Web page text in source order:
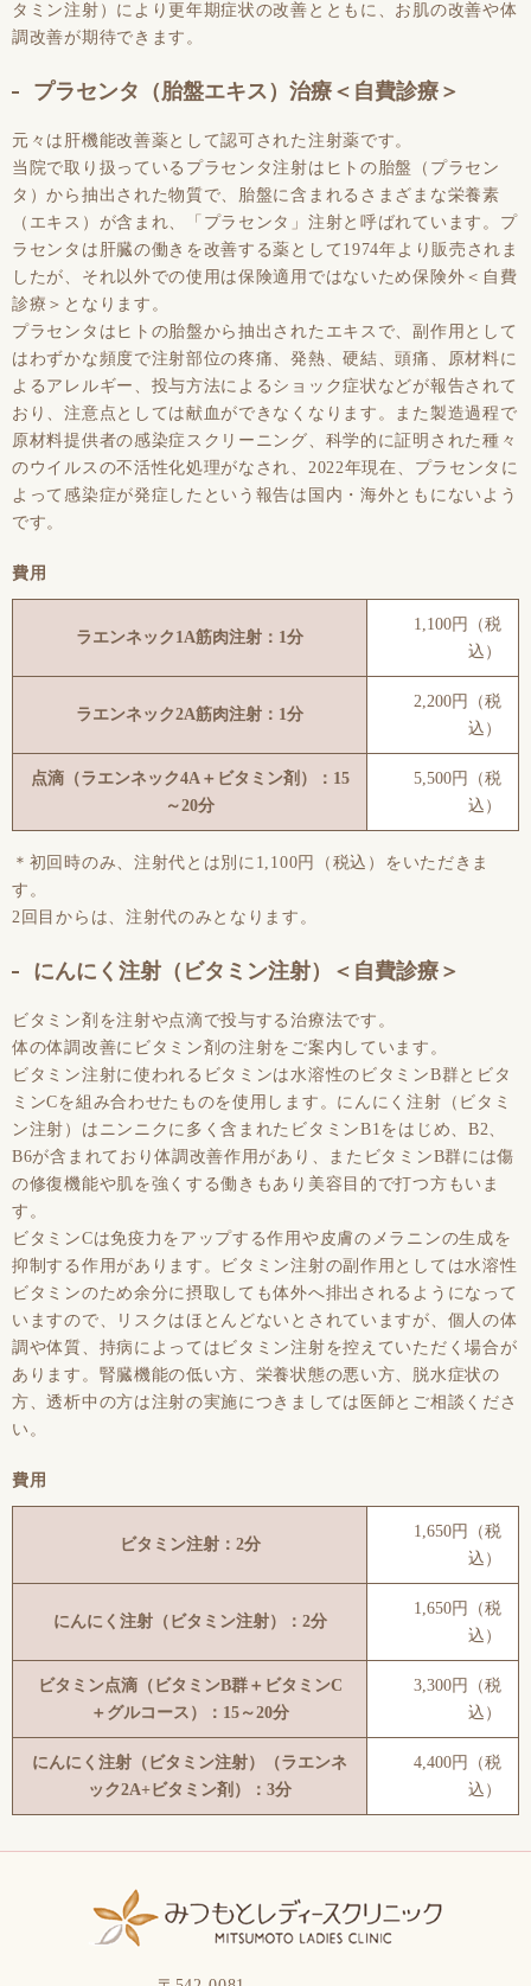
タミン注射）により更年期症状の改善とともに、お肌の改善や体
調改善が期待できます。
プラセンタ（胎盤エキス）治療＜自費診療＞
元々は肝機能改善薬として認可された注射薬です。
当院で取り扱っているプラセンタ注射はヒトの胎盤（プラセン
タ）から抽出された物質で、胎盤に含まれるさまざまな栄養素
（エキス）が含まれ、「プラセンタ」注射と呼ばれています。プ
ラセンタは肝臓の働きを改善する薬として1974年より販売されま
したが、それ以外での使用は保険適用ではないため保険外＜自費
診療＞となります。
プラセンタはヒトの胎盤から抽出されたエキスで、副作用として
はわずかな頻度で注射部位の疼痛、発熱、硬結、頭痛、原材料に
よるアレルギー、投与方法によるショック症状などが報告されて
おり、注意点としては献血ができなくなります。また製造過程で
原材料提供者の感染症スクリーニング、科学的に証明された種々
のウイルスの不活性化処理がなされ、2022年現在、プラセンタに
よって感染症が発症したという報告は国内・海外ともにないよう
です。
費用
ラエンネック1A筋肉注射：1分
1,100円（税
込）
ラエンネック2A筋肉注射：1分
2,200円（税
込）
点滴（ラエンネック4A＋ビタミン剤）：15
～20分
5,500円（税
込）
＊初回時のみ、注射代とは別に1,100円（税込）をいただきま
す。
2回目からは、注射代のみとなります。
にんにく注射（ビタミン注射）＜自費診療＞
ビタミン剤を注射や点滴で投与する治療法です。
体の体調改善にビタミン剤の注射をご案内しています。
ビタミン注射に使われるビタミンは水溶性のビタミンB群とビタ
ミンCを組み合わせたものを使用します。にんにく注射（ビタミ
ン注射）はニンニクに多く含まれたビタミンB1をはじめ、B2、
B6が含まれており体調改善作用があり、またビタミンB群には傷
の修復機能や肌を強くする働きもあり美容目的で打つ方もいま
す。
ビタミンCは免疫力をアップする作用や皮膚のメラニンの生成を
抑制する作用があります。ビタミン注射の副作用としては水溶性
ビタミンのため余分に摂取しても体外へ排出されるようになって
いますので、リスクはほとんどないとされていますが、個人の体
調や体質、持病によってはビタミン注射を控えていただく場合が
あります。腎臓機能の低い方、栄養状態の悪い方、脱水症状の
方、透析中の方は注射の実施につきましては医師とご相談くださ
い。
費用
ビタミン注射：2分
1,650円（税
込）
にんにく注射（ビタミン注射）：2分
1,650円（税
込）
ビタミン点滴（ビタミンB群＋ビタミンC
＋グルコース）：15～20分
3,300円（税
込）
にんにく注射（ビタミン注射）（ラエンネ
ック2A+ビタミン剤）：3分
4,400円（税
込）